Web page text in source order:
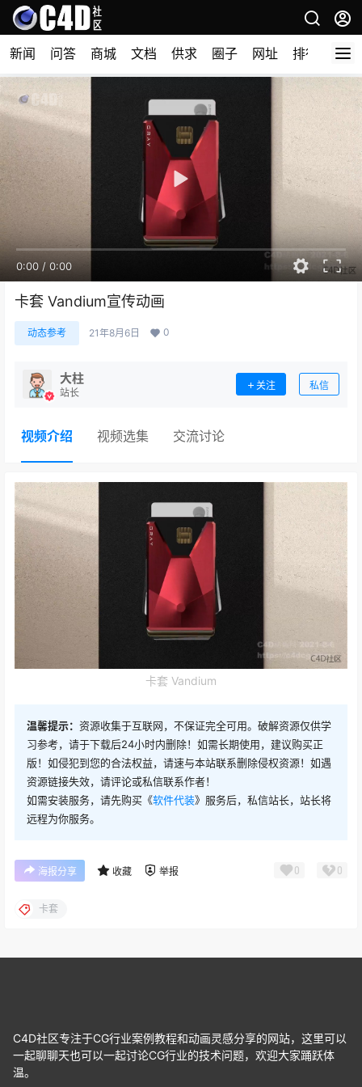
新闻 问答 商城 文档 供求 圈子 网址 排行榜
0:00 / 0:00
卡套 Vandium宣传动画
动态参考 21年8月6日 0
大柱
站长
关注 私信
视频介绍 视频选集 交流讨论
卡套 Vandium
温馨提示： 资源收集于互联网，不保证完全可用。破解资源仅供学
习参考，请于下载后24小时内删除！如需长期使用，建议购买正
版！如侵犯到您的合法权益，请速与本站联系删除侵权资源！如遇
资源链接失效，请评论或私信联系作者！
如需安装服务，请先购买《软件代装》服务后，私信站长，站长将
远程为你服务。
海报分享 收藏 举报 0 0
卡套
C4D社区专注于CG行业案例教程和动画灵感分享的网站，这里可以
一起聊聊天也可以一起讨论CG行业的技术问题，欢迎大家踊跃体
温。